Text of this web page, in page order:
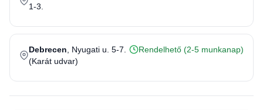
1-3.
Debrecen , Nyugati u. 5-7.
(Karát udvar)
Rendelhető (2-5 munkanap)